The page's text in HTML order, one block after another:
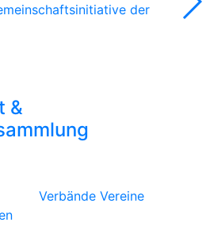
der
&
Verbände Vereine